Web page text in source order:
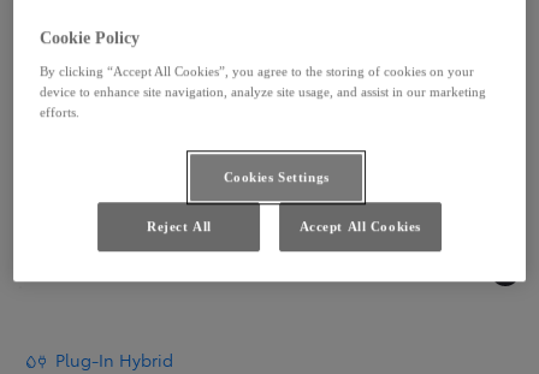
Kombinovaná spotreba WLTP
1,3 l/100 km
Kombinovaná spotreba WLTP - Max
Plug-In Hybrid
Cookie Policy
By clicking “Accept All Cookies”, you agree to the storing of cookies on your
device to enhance site navigation, analyze site usage, and assist in our marketing
efforts.
Cookies Settings
Reject All Accept All Cookies